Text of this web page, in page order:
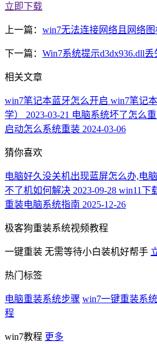
立即下载
上一篇： win7无法连接网络且网络
下一篇： Win7系统提示d3dx936.dll
相关文章
win7笔记本蓝牙怎么开启 win7笔记
学）
2023-03-21 电脑系统坏了怎么
启动怎么系统重装 2024-03-06
猜你喜欢
电脑好久没关机出现蓝屏怎么办,电
不了机如何解决 2023-09-28 win11下
重装电脑系统指南 2025-12-26
极客狗重装系统视频教程
一键重装 无需等待小白装机好帮手
热门标签
电脑重装系统步骤 win7一键重装系统
程
win7教程 更多